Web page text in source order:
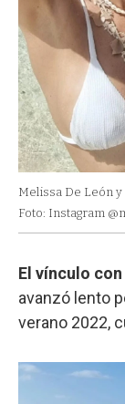
Melissa De León y
Foto: Instagram
El vínculo
avanzó lento
verano 2022,